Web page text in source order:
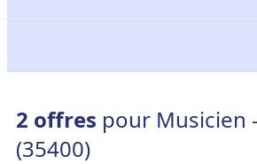
2 offres pour Musicien
(35400)